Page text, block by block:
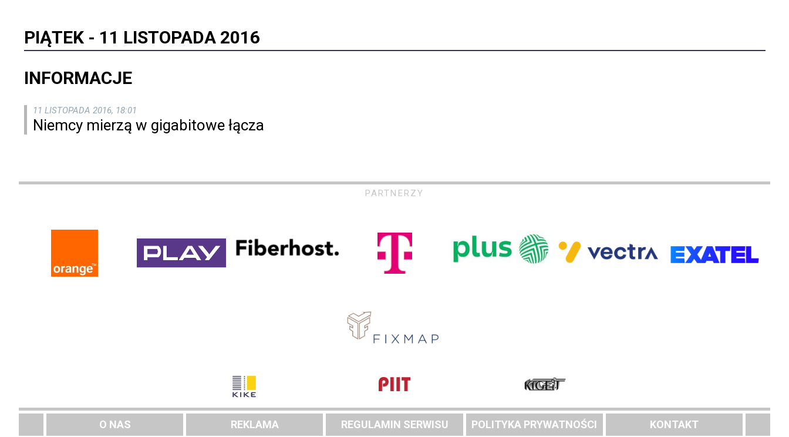
PIĄTEK - 11 LISTOPADA 2016
INFORMACJE
11 LISTOPADA 2016, 18:01
Niemcy mierzą w gigabitowe łącza
PARTNERZY
O NAS REKLAMA REGULAMIN SERWISU POLITYKA PRYWATNOŚCI KONTAKT